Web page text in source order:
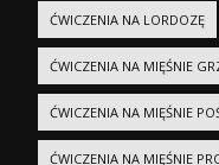
ĆWICZENIA NA LORDOZĘ
ĆWICZENIA NA MIĘŚNIE
ĆWICZENIA NA MIĘŚNIE
ĆWICZENIA NA MIĘŚNIE